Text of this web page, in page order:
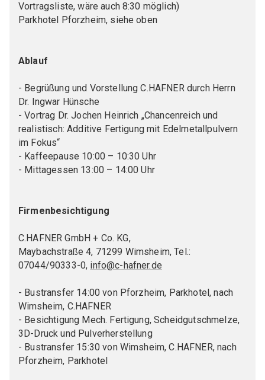
GA Glassy-crystalline multifunctional materials
GA Ceramic-metal joints
GA Composites
GAK Environmental protection and occupational
safety
GROUP OF MEMBERS
Young Ceramics Network
EXPERT GROUPS
AK Carbon
Expert group "Ceramic injection molding"
Scene Decarbonization in the DKG
Vortragsliste, wäre auch 8:30 möglich)
Parkhotel Pforzheim, siehe oben
Ablauf
- Begrüßung und Vorstellung C.HAFNER durch Herrn
Dr. Ingwar Hünsche
- Vortrag Dr. Jochen Heinrich „Chancenreich und
realistisch: Additive Fertigung mit Edelmetallpulvern
im Fokus“
- Kaffeepause 10:00 – 10:30 Uhr
- Mittagessen 13:00 – 14:00 Uhr
Firmenbesichtigung
C.HAFNER GmbH + Co. KG,
Maybachstraße 4, 71299 Wimsheim, Tel.:
07044/90333-0, info@c-hafner.de
- Bustransfer 14:00 von Pforzheim, Parkhotel, nach
Wimsheim, C.HAFNER
- Besichtigung Mech. Fertigung, Scheidgutschmelze,
3D-Druck und Pulverherstellung
- Bustransfer 15:30 von Wimsheim, C.HAFNER, nach
Pforzheim, Parkhotel